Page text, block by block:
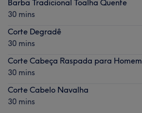
Barba Tradicional Toalha Quente
30 mins
Corte Degradê
30 mins
Corte Cabeça Raspada para Homem
30 mins
Corte Cabelo Navalha
30 mins